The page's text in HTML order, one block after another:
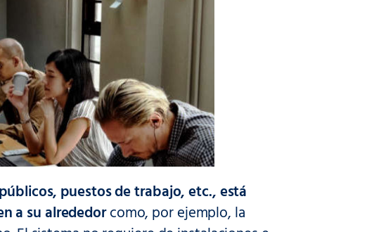
puestos de trabajo, etc., está
a su alrededorcomo, por ejemplo, la